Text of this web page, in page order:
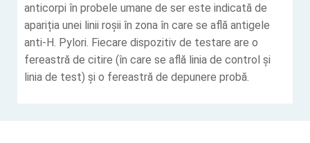
anticorpi în probele umane de ser este indicată de
apariția unei linii roșii în zona în care se află antigele
anti-H. Pylori. Fiecare dispozitiv de testare are o
fereastră de citire (în care se află linia de control și
linia de test) și o fereastră de depunere probă.